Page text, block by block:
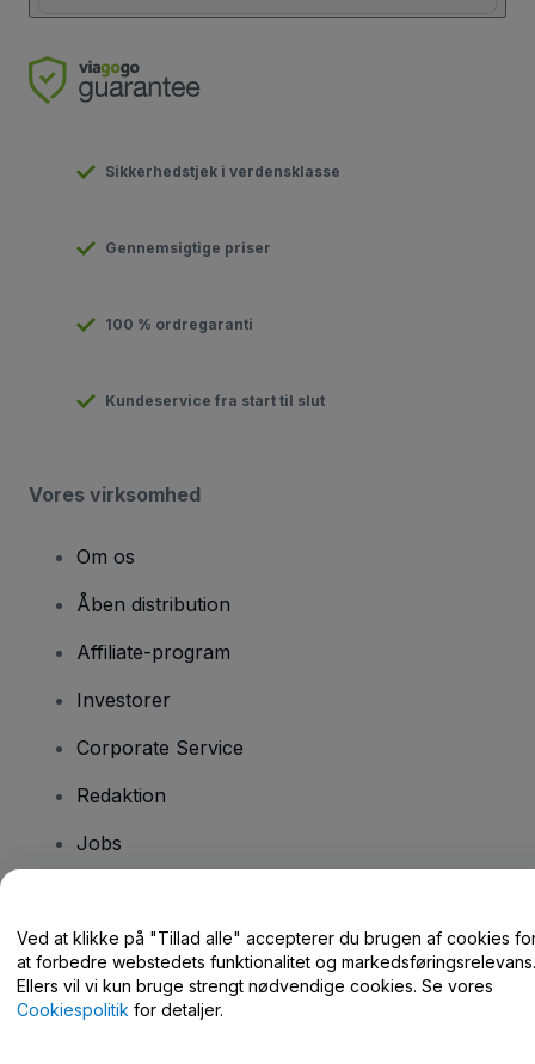
Sikkerhedstjek i verdensklasse
Gennemsigtige priser
100 % ordregaranti
Kundeservice fra start til slut
Vores virksomhed
Om os
Åben distribution
Affiliate-program
Investorer
Corporate Service
Redaktion
Jobs
Har du spørgsmål?
Hjælpecenter / Kontakt os
Ved at klikke på "Tillad alle" accepterer du brugen af cookies
at forbedre webstedets funktionalitet og markedsføringsrelevans.
Ellers vil vi kun bruge strengt nødvendige cookies. Se vores
Cookiespolitik for detaljer.